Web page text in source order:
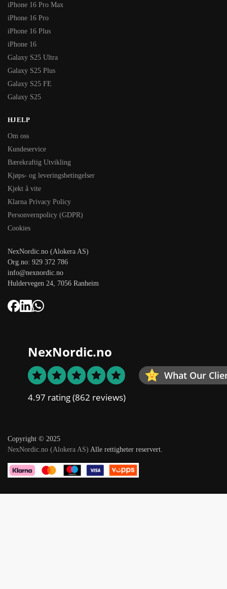
iPhone 16 Pro Max
iPhone 16 Pro
iPhone 16 Plus
iPhone 16
Galaxy S25 Ultra
Galaxy S25 Plus
Galaxy S25 FE
Galaxy S25
HJELP
Om oss
Kundeservice
Bærekraftig Utvikling
Kjøps- og leveringsbetingelser
Kjekt å vite
Klarna Privacy Policy
Personvernpolicy (GDPR)
Cookies
NexNordic.no (Alokera AS)
Org.no: 929 372 786
info@nexnordic.no
Huldervegen 24, 7056 Ranheim
NexNordic.no
What Our
4.97 rating(862 reviews)
Copyright © 2025
NexNordic.no (Alokera AS) Alle rettigheter reservert.